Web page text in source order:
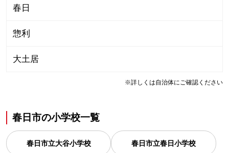
春日
惣利
大土居
※詳しくは自治体にご確認ください
春日市の小学校一覧
春日市立大谷小学校 春日市立春日小学校